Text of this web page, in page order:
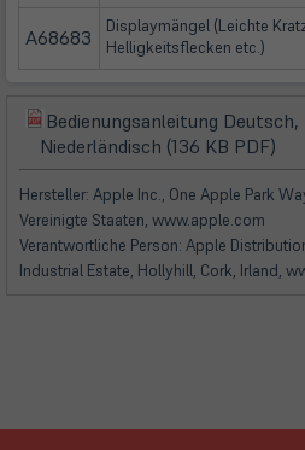
A68683
Displaymängel (Leichte
Helligkeitsflecken etc.)
(öffnet
in
neuem
Tab)
Bedienungsanleitung
Niederländisch (136 KB PDF)
in
Hersteller: Apple Inc., One Apple Park
Vereinigte Staaten, www.apple.com
Verantwortliche Person: Apple
Industrial Estate, Hollyhill, Cork, Irland,